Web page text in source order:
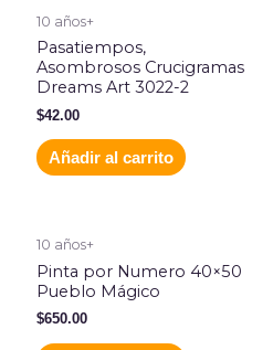
10 años+
Pasatiempos,
Asombrosos Crucigramas
Dreams Art 3022-2
$42.00
Añadir al carrito
10 años+
Pinta por Numero 40×50
Pueblo Mágico
$650.00